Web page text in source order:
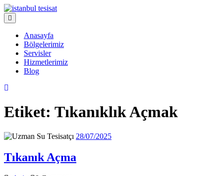
Skip
to
content
Menu
Anasayfa
Bölgelerimiz
Servisler
Hizmetlerimiz
Blog
Etiket: Tıkanıklık Açmak
28/07/202528/07/2025
Tıkanık Açma